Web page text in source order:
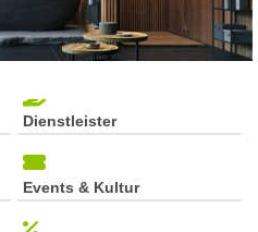
Dienstleister
Events & Kultur